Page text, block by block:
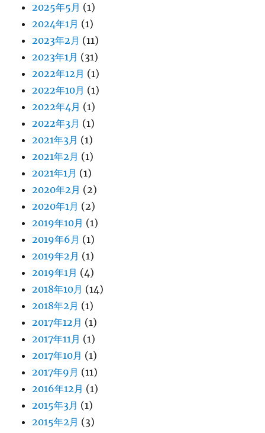
2025年5月 (1)
2024年1月 (1)
2023年2月 (11)
2023年1月 (31)
2022年12月 (1)
2022年10月 (1)
2022年4月 (1)
2022年3月 (1)
2021年3月 (1)
2021年2月 (1)
2021年1月 (1)
2020年2月 (2)
2020年1月 (2)
2019年10月 (1)
2019年6月 (1)
2019年2月 (1)
2019年1月 (4)
2018年10月 (14)
2018年2月 (1)
2017年12月 (1)
2017年11月 (1)
2017年10月 (1)
2017年9月 (11)
2016年12月 (1)
2015年3月 (1)
2015年2月 (3)